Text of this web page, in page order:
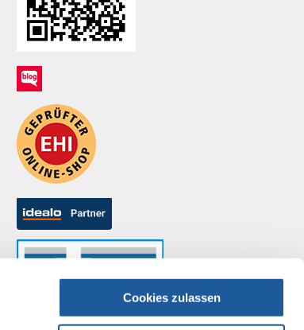
Cookies zulassen